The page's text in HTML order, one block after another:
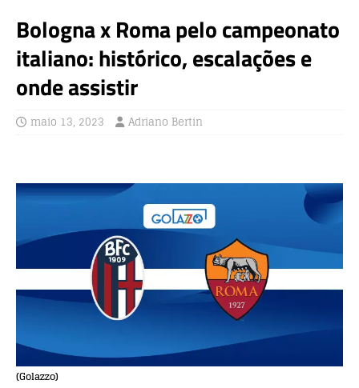
Bologna x Roma pelo campeonato
italiano: histórico, escalações e
onde assistir
maio 13, 2023 Adriano Bertin
(Golazzo)